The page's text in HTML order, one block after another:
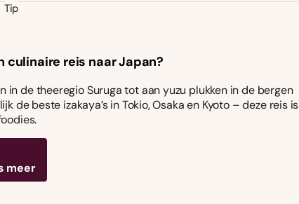
Tip
culinaire reis naar Japan?
in de theeregio Suruga tot aan yuzu plukken in de bergen
de beste izakaya’s in Tokio, Osaka en Kyoto – deze reis is
meer